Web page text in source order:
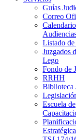
Guías
Correo
Listado de
Juzgados
Lego
Fondo de
RRHH
Biblioteca
Escuela de